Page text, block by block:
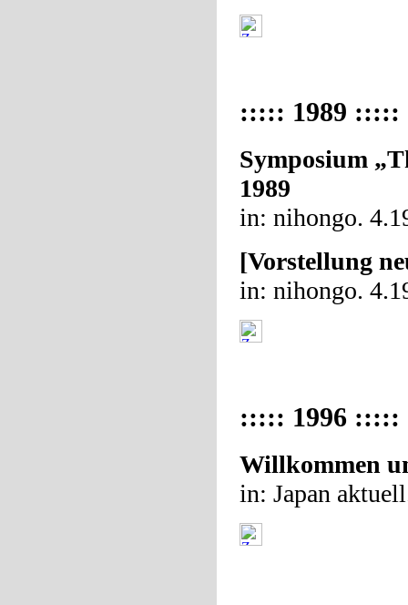
::::: 1989 :::::
Symposium
1989
in: nihongo.
[Vorstellung
in: nihongo.
::::: 1996 :::::
Willkommen
in: Japan